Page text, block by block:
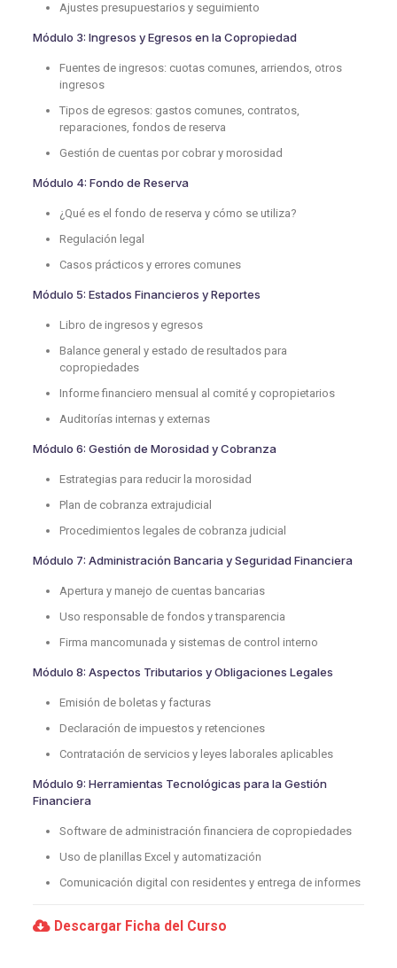
Ajustes presupuestarios y seguimiento
Módulo 3: Ingresos y Egresos en la Copropiedad
Fuentes de ingresos: cuotas comunes, arriendos, otros
ingresos
Tipos de egresos: gastos comunes, contratos,
reparaciones, fondos de reserva
Gestión de cuentas por cobrar y morosidad
Módulo 4: Fondo de Reserva
¿Qué es el fondo de reserva y cómo se utiliza?
Regulación legal
Casos prácticos y errores comunes
Módulo 5: Estados Financieros y Reportes
Libro de ingresos y egresos
Balance general y estado de resultados para
copropiedades
Informe financiero mensual al comité y copropietarios
Auditorías internas y externas
Módulo 6: Gestión de Morosidad y Cobranza
Estrategias para reducir la morosidad
Plan de cobranza extrajudicial
Procedimientos legales de cobranza judicial
Módulo 7: Administración Bancaria y Seguridad Financiera
Apertura y manejo de cuentas bancarias
Uso responsable de fondos y transparencia
Firma mancomunada y sistemas de control interno
Módulo 8: Aspectos Tributarios y Obligaciones Legales
Emisión de boletas y facturas
Declaración de impuestos y retenciones
Contratación de servicios y leyes laborales aplicables
Módulo 9: Herramientas Tecnológicas para la Gestión
Financiera
Software de administración financiera de copropiedades
Uso de planillas Excel y automatización
Comunicación digital con residentes y entrega de informes
Descargar Ficha del Curso